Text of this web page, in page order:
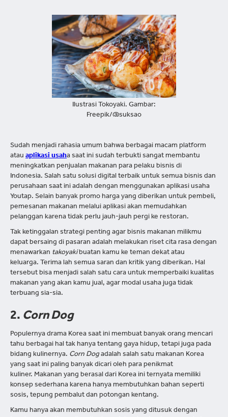
Ilustrasi Tokoyaki. Gambar:
Freepik/@suksao
Sudah menjadi rahasia umum bahwa berbagai macam platform
atau aplikasi usaha saat ini sudah terbukti sangat membantu
meningkatkan penjualan makanan para pelaku bisnis di
Indonesia. Salah satu solusi digital terbaik untuk semua bisnis dan
perusahaan saat ini adalah dengan menggunakan aplikasi usaha
Youtap. Selain banyak promo harga yang diberikan untuk pembeli,
pemesanan makanan melalui aplikasi akan memudahkan
pelanggan karena tidak perlu jauh-jauh pergi ke restoran.
Tak ketinggalan strategi penting agar bisnis makanan milikmu
dapat bersaing di pasaran adalah melakukan riset cita rasa dengan
menawarkan takoyakibuatan kamu ke teman dekat atau
keluarga. Terima lah semua saran dan kritik yang diberikan. Hal
tersebut bisa menjadi salah satu cara untuk memperbaiki kualitas
makanan yang akan kamu jual, agar modal usaha juga tidak
terbuang sia-sia.
2. Corn Dog
Populernya drama Korea saat ini membuat banyak orang mencari
tahu berbagai hal tak hanya tentang gaya hidup, tetapi juga pada
bidang kulinernya. Corn Dogadalah salah satu makanan Korea
yang saat ini paling banyak dicari oleh para penikmat
kuliner. Makanan yang berasal dari Korea ini ternyata memiliki
konsep sederhana karena hanya membutuhkan bahan seperti
sosis, tepung pembalut dan potongan kentang.
Kamu hanya akan membutuhkan sosis yang ditusuk dengan